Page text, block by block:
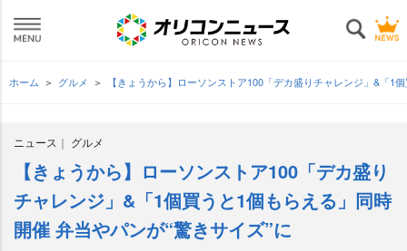
ホーム グルメ 【きょうから】ローソンストア100「デカ盛りチャレンジ」&「1
ニュース グルメ
【きょうから】ローソンストア100「デカ盛り
チャレンジ」&「1個買うと1個もらえる」同時
開催 弁当やパンが“驚きサイズ”に